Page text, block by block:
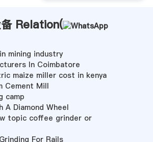
Relation(
mining industry
In Coimbatore
maize miller cost in kenya
Cement Mill
camp
A Diamond Wheel
topic coffee grinder or
For Rails